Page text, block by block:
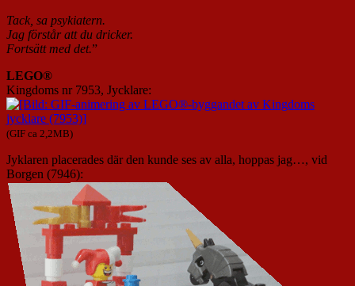
Tack, sa psykiatern.
Jag förstår att du dricker.
Fortsätt med det.”
LEGO®
Kingdoms nr 7953, Jycklare:
(GIF ca 2,2MB)
Jyklaren placerades där den kunde ses av alla, hoppas jag…, vid
Borgen (7946):